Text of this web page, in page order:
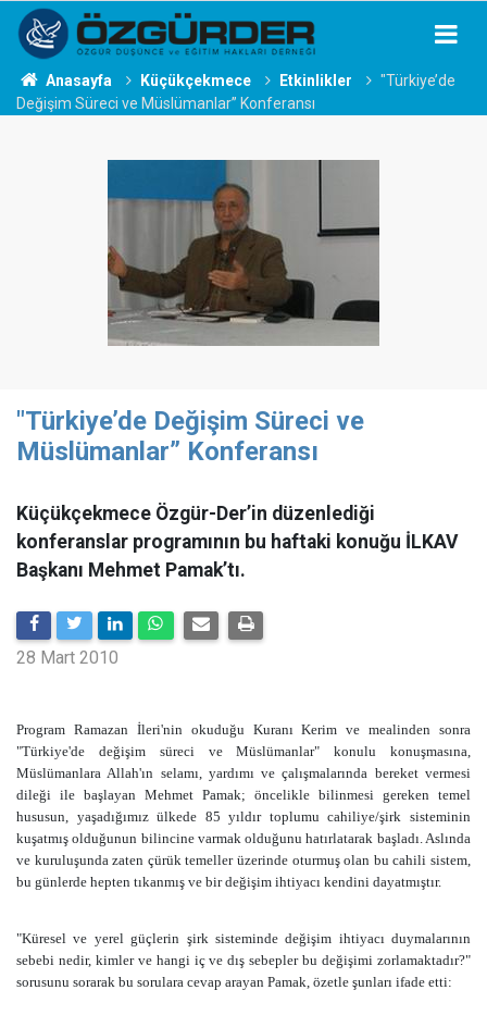
Anasayfa Küçükçekmece Etkinlikler
"Türkiye’de
Değişim Süreci ve Müslümanlar” Konferansı
"Türkiye’de Değişim Süreci ve
Müslümanlar” Konferansı
Küçükçekmece Özgür-Der’in düzenlediği
konferanslar programının bu haftaki konuğu İLKAV
Başkanı Mehmet Pamak’tı.
28 Mart 2010
Program Ramazan İleri'nin okuduğu Kuranı Kerim ve mealinden sonra
"Türkiye'de değişim süreci ve Müslümanlar" konulu konuşmasına,
Müslümanlara Allah'ın selamı, yardımı ve çalışmalarında bereket vermesi
dileği ile başlayan Mehmet Pamak; öncelikle bilinmesi gereken temel
hususun, yaşadığımız ülkede 85 yıldır toplumu cahiliye/şirk sisteminin
kuşatmış olduğunun bilincine varmak olduğunu hatırlatarak başladı. Aslında
ve kuruluşunda zaten çürük temeller üzerinde oturmuş olan bu cahili sistem,
bu günlerde hepten tıkanmış ve bir değişim ihtiyacı kendini dayatmıştır.
"Küresel ve yerel güçlerin şirk sisteminde değişim ihtiyacı duymalarının
sebebi nedir, kimler ve hangi iç ve dış sebepler bu değişimi zorlamaktadır?"
sorusunu sorarak bu sorulara cevap arayan Pamak, özetle şunları ifade etti: